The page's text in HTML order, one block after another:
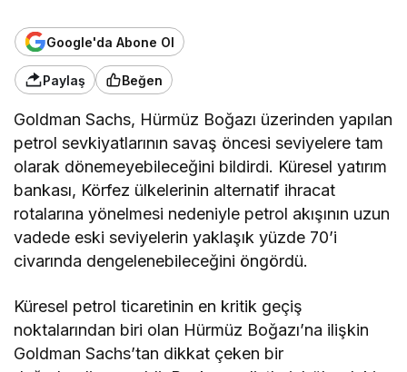
Google'da Abone Ol
Paylaş Beğen
Goldman Sachs, Hürmüz Boğazı üzerinden yapılan
petrol sevkiyatlarının savaş öncesi seviyelere tam
olarak dönemeyebileceğini bildirdi. Küresel yatırım
bankası, Körfez ülkelerinin alternatif ihracat
rotalarına yönelmesi nedeniyle petrol akışının uzun
vadede eski seviyelerin yaklaşık yüzde 70’i
civarında dengelenebileceğini öngördü.
Küresel petrol ticaretinin en kritik geçiş
noktalarından biri olan Hürmüz Boğazı’na ilişkin
Goldman Sachs’tan dikkat çeken bir